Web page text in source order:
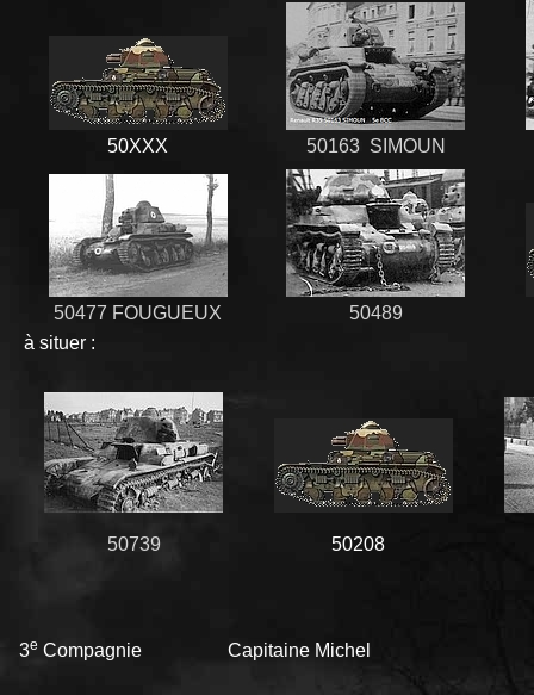
50XXX 50163 SIMOUN
50477 FOUGUEUX
50489
à situer :
50739 50208
3e Compagnie Capitaine Michel